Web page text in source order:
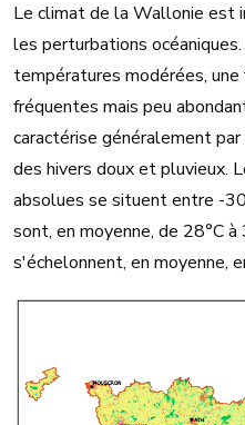
Le climat de la Wallonie est
les perturbations
températures modérées,
fréquentes mais peu
caractérise généralement
des hivers doux et pluvieux.
absolues se situent entre -
sont, en moyenne, de 28°C à
s'échelonnent, en moyenne,